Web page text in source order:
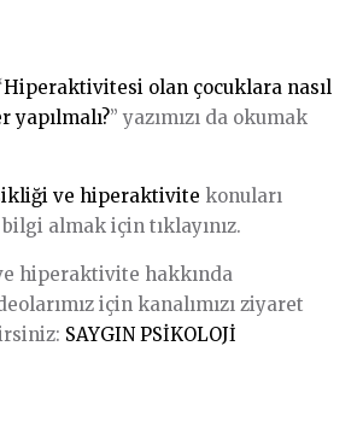
Hiperaktivitesi olan çocuklara nasıl
yapılmalı?” yazımızı da okumak
ve hiperaktivite konuları
almak için tıklayınız.
hiperaktivite hakkında
için kanalımızı ziyaret
SAYGIN PSİKOLOJİ